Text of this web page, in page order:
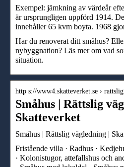
Exempel: jämkning av värdeår
är ursprungligen uppförd 1914.
innehåller 65 kvm boyta. 1968
Har du renoverat ditt småhus?
nybyggnation? Läs mer om vad
situation.
http s://www4.skatteverket.se ›
Småhus | Rättslig
Skatteverket
Småhus | Rättslig vägledning |
Fristående villa · Radhus ·
· Kolonistugor, attefallshus och